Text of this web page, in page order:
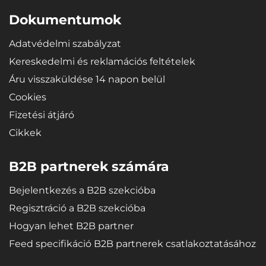
mikropórusos SBR gumi rendkívüli rugalmasságot biztosít a
tálcáknak, így hajlítás (pl. tárolás) után is visszanyerik eredeti
Dokumentumok
Adatvédelmi szabályzat
Kereskedelmi és reklamációs feltételek
Áru visszaküldése 14 napon belül
Cookies
Fizetési átjáró
Cikkek
B2B partnerek számára
Bejelentkezés a B2B szekcióba
Regisztráció a B2B szekcióba
Hogyan lehet B2B partner
Feed specifikáció B2B partnerek csatlakoztatásához